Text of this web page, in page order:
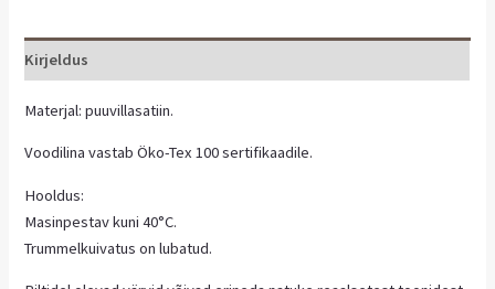
Kirjeldus
Materjal: puuvillasatiin.
Voodilina vastab Öko-Tex 100 sertifikaadile.
Hooldus:
Masinpestav kuni 40°C.
Trummelkuivatus on lubatud.